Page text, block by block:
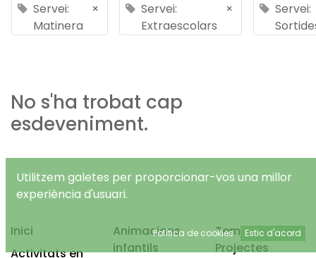
Servei:
Matinera
×
Servei:
Extraescolars
×
Servei:
No s'ha trobat cap
esdeveniment.
Inici
Activitats en
Animacions
infantils
Temps Lliure
Projectes
Utilitzem galetes per proporcionar-vos una millor
experiència d'usuari.
Política de cookies Estic d'acord